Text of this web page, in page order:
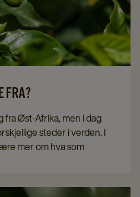
FRA?
fra Øst-Afrika, men i dag
steder i verden. I
mer om hva som
i Indonesia.